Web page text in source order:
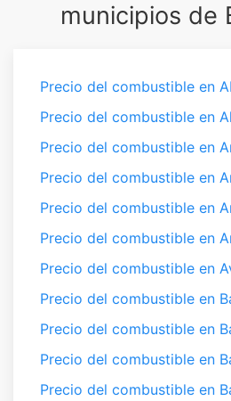
municipios de
Precio del combustible en
Precio del combustible en
Precio del combustible en
Precio del combustible en
Precio del combustible en
Precio del combustible en
Precio del combustible en
Precio del combustible en
Precio del combustible en
Precio del combustible en
Precio del combustible en